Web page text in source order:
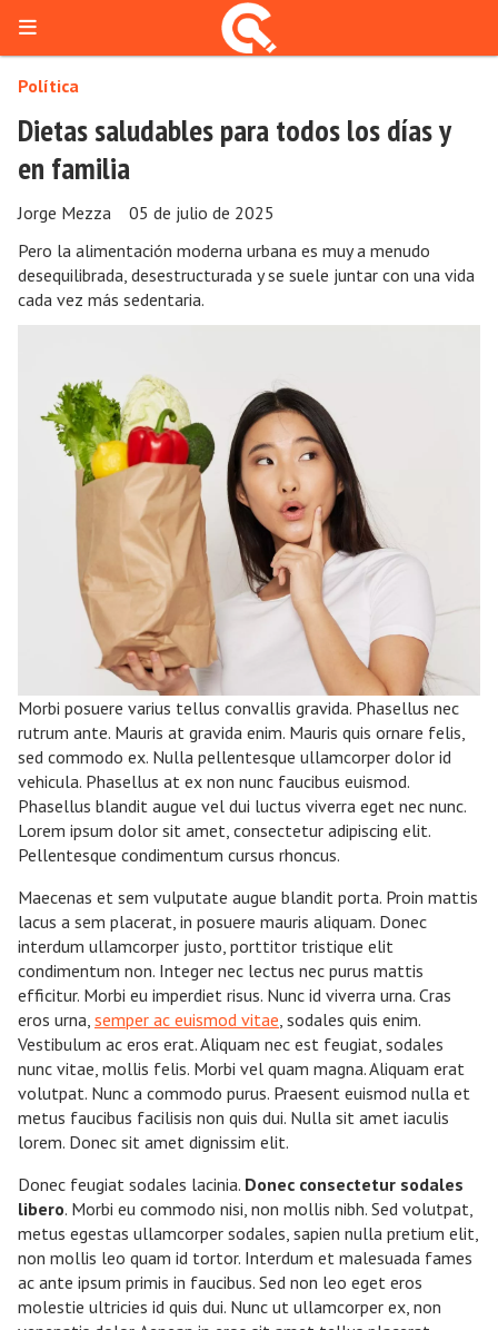
Dietas saludables para todos los días y
en familia
Pero la alimentación moderna urbana es muy a menudo
desequilibrada, desestructurada y se suele juntar con una vida
cada vez más sedentaria.
Política
05 de julio de 2025
Jorge Mezza
Morbi posuere varius tellus convallis gravida. Phasellus nec
rutrum ante. Mauris at gravida enim. Mauris quis ornare felis,
sed commodo ex. Nulla pellentesque ullamcorper dolor id
vehicula. Phasellus at ex non nunc faucibus euismod.
Phasellus blandit augue vel dui luctus viverra eget nec nunc.
Lorem ipsum dolor sit amet, consectetur adipiscing elit.
Pellentesque condimentum cursus rhoncus.
Maecenas et sem vulputate augue blandit porta. Proin mattis
lacus a sem placerat, in posuere mauris aliquam. Donec
interdum ullamcorper justo, porttitor tristique elit
condimentum non. Integer nec lectus nec purus mattis
efficitur. Morbi eu imperdiet risus. Nunc id viverra urna. Cras
eros urna, semper ac euismod vitae , sodales quis enim.
Vestibulum ac eros erat. Aliquam nec est feugiat, sodales
nunc vitae, mollis felis. Morbi vel quam magna. Aliquam erat
volutpat. Nunc a commodo purus. Praesent euismod nulla et
metus faucibus facilisis non quis dui. Nulla sit amet iaculis
lorem. Donec sit amet dignissim elit.
Donec feugiat sodales lacinia. Donec consectetur sodales
libero. Morbi eu commodo nisi, non mollis nibh. Sed volutpat,
metus egestas ullamcorper sodales, sapien nulla pretium elit,
non mollis leo quam id tortor. Interdum et malesuada fames
ac ante ipsum primis in faucibus. Sed non leo eget eros
molestie ultricies id quis dui. Nunc ut ullamcorper ex, non